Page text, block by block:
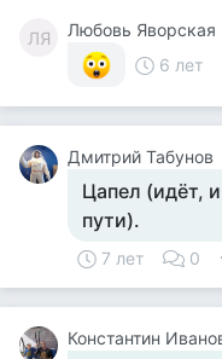
ЛЯ
Любовь Яворская
6 лет
Дмитрий Табунов
Цапел (идёт,
пути).
7 лет 0
Константин